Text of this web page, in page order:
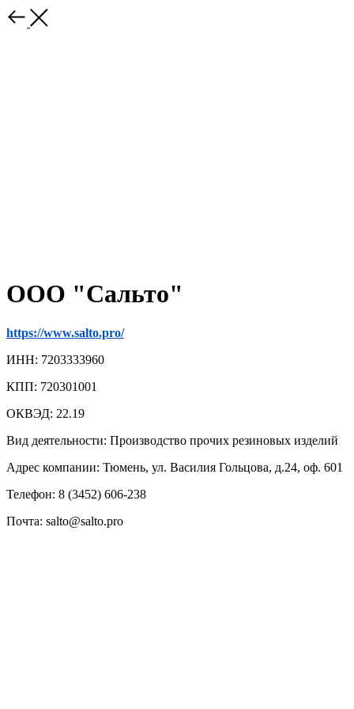
ООО "Сальто"
https://www.salto.pro/
ИНН: 7203333960
КПП: 720301001
ОКВЭД: 22.19
Вид деятельности: Производство прочих резиновых изделий
Адрес компании: Тюмень, ул. Василия Гольцова, д.24, оф. 601
Телефон: 8 (3452) 606-238
Почта: salto@salto.pro